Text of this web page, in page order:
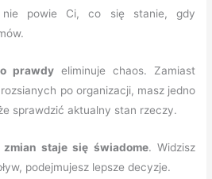
nie powie Ci, co się stanie, gdy
prawdy eliminuje chaos. Zamiast
po organizacji, masz jedno
sprawdzić aktualny stan rzeczy.
zmian staje się świadome. Widzisz
podejmujesz lepsze decyzje.